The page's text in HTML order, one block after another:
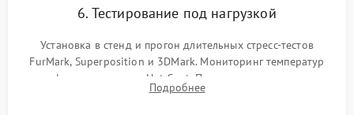
6. Тестирование под нагрузкой
Установка в стенд и прогон длительных стресс-тестов
FurMark, Superposition и 3DMark. Мониторинг температур
графического чипа и Hot Spot. Проверка на отсутствие
артефактов изображения, вылетов драйвера и зависаний.
Подробнее